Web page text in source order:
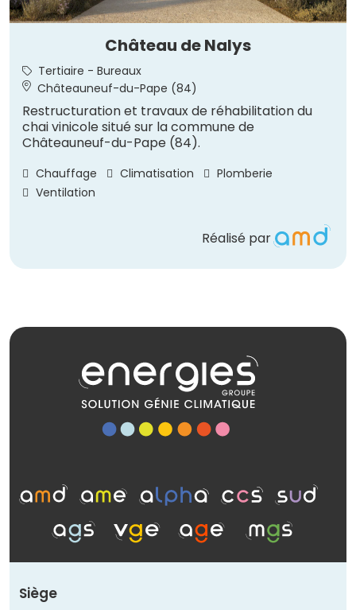
Château de Nalys
Tertiaire - Bureaux
Châteauneuf-du-Pape (84)
Restructuration et travaux de réhabilitation du
chai vinicole situé sur la commune de
Châteauneuf-du-Pape (84).
Chauffage Climatisation
Plomberie
Ventilation
Réalisé par
Siège